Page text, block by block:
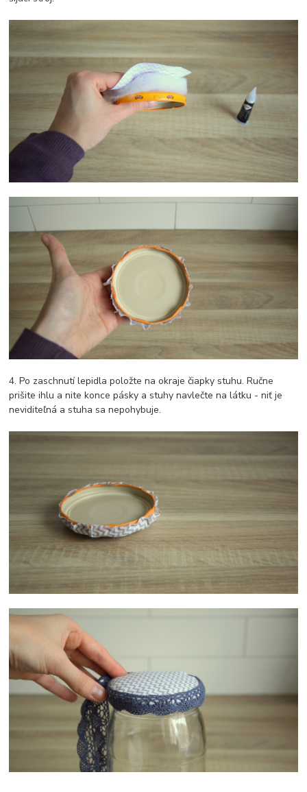
4. Po zaschnutí lepidla položte na okraje čiapky stuhu. Ručne
prišite ihlu a nite konce pásky a stuhy navlečte na látku - niť je
neviditeľná a stuha sa nepohybuje.